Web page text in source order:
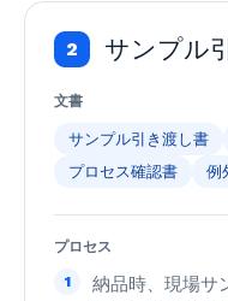
2 サンプル
文書
サンプル引き渡し書
プロセス確認書
例
プロセス
1
納品時、現場サ